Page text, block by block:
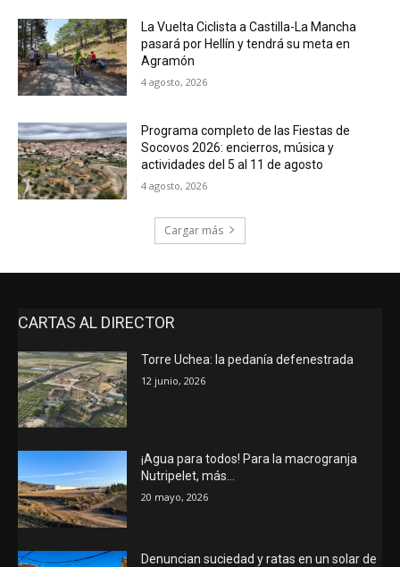
La Vuelta Ciclista a Castilla-La Mancha
pasará por Hellín y tendrá su meta en
Agramón
4 agosto, 2026
Programa completo de las Fiestas de
Socovos 2026: encierros, música y
actividades del 5 al 11 de agosto
4 agosto, 2026
Cargar más
CARTAS AL DIRECTOR
Torre Uchea: la pedanía defenestrada
12 junio, 2026
¡Agua para todos! Para la macrogranja
Nutripelet, más…
20 mayo, 2026
Denuncian suciedad y ratas en un solar de